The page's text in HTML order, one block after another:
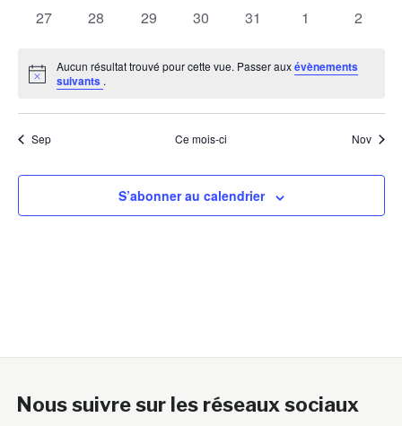
0
27
0
28
0
29
0
30
0
31
0
1
0
2
Notice
Aucun résultat trouvé pour cette vue. Passer auxévènements
suivants .
Sep Ce mois-ci Nov
S’abonner au calendrier
Nous suivre sur les réseaux sociaux